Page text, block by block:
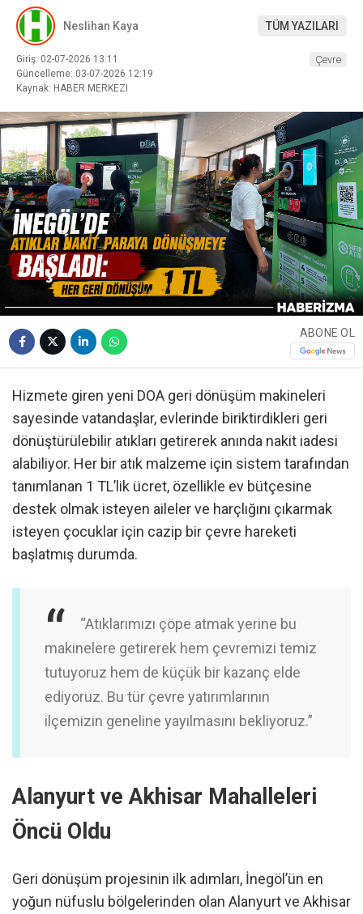
Neslihan Kaya TÜM YAZILARI
Giriş: 02-07-2026 13:11
Güncelleme: 03-07-2026 12:19
Kaynak: HABER MERKEZI
Çevre
ABONE OL
Hizmete giren yeni DOA geri dönüşüm makineleri
sayesinde vatandaşlar, evlerinde biriktirdikleri geri
dönüştürülebilir atıkları getirerek anında nakit iadesi
alabiliyor. Her bir atık malzeme için sistem tarafından
tanımlanan 1 TL’lik ücret, özellikle ev bütçesine
destek olmak isteyen aileler ve harçlığını çıkarmak
isteyen çocuklar için cazip bir çevre hareketi
başlatmış durumda.
“Atıklarımızı çöpe atmak yerine bu
makinelere getirerek hem çevremizi temiz
tutuyoruz hem de küçük bir kazanç elde
ediyoruz. Bu tür çevre yatırımlarının
ilçemizin geneline yayılmasını bekliyoruz.”
Alanyurt ve Akhisar Mahalleleri
Öncü Oldu
Geri dönüşüm projesinin ilk adımları, İnegöl’ün en
yoğun nüfuslu bölgelerinden olan Alanyurt ve Akhisar